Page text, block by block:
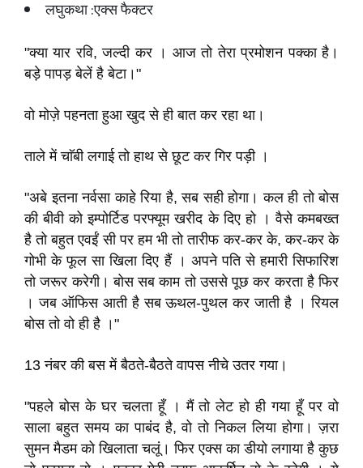
लघुकथा :एक्स फैक्टर
"क्या यार रवि, जल्दी कर । आज तो तेरा प्रमोशन पक्का है।
बड़े पापड़ बेलें है बेटा।"
वो मोज़े पहनता हुआ खुद से ही बात कर रहा था।
ताले में चाॅबी लगाई तो हाथ से छूट कर गिर पड़ी ।
"अबे इतना नर्वसा काहे रिया है, सब सही होगा। कल ही तो बोस
की बीवी को इम्पोर्टिड परफ्यूम खरीद के दिए हो । वैसे कमबख्त
है तो बहुत एवईं सी पर हम भी तो तारीफ कर-कर के, कर-कर के
गोभी के फूल सा खिला दिए हैं । अपने पति से हमारी सिफारिश
तो जरूर करेगी। बोस सब काम तो उससे पूछ कर करता है फिर
। जब ऑफिस आती है सब ऊथल-पुथल कर जाती है । रियल
बोस तो वो ही है ।"
13 नंबर की बस में बैठते-बैठते वापस नीचे उतर गया।
"पहले बोस के घर चलता हूँ । मैं तो लेट हो ही गया हूँ पर वो
साला बहुत समय का पाबंद है, वो तो निकल लिया होगा। ज़रा
सुमन मैडम को खिलाता चलूं। फिर एक्स का डीयो लगाया है कुछ